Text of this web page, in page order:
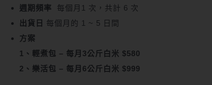
週期頻率 每個月1 次，共計 6 次
出貨日
每個月的 1 ~ 5 日間
方案
1、輕煮包 – 每月3公斤白米 $580
2、樂活包 – 每月6公斤白米 $999